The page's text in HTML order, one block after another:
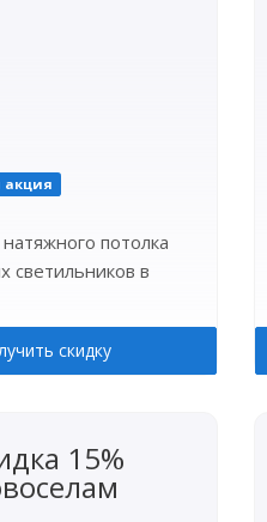
акция
потолка
светильников в
скидку
15%